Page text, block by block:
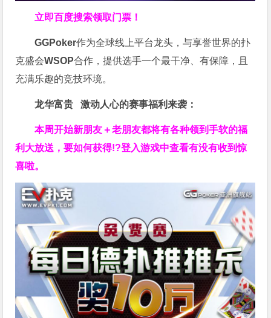
立即百度搜索领取门票！
GGPoker作为全球线上平台龙头，与享誉世界的扑
克盛会WSOP合作，提供选手一个最干净、有保障，且
充满乐趣的竞技环境。
龙华富贵 激动人心的赛事福利来袭：
本周开始新朋友＋老朋友都将有各种领到手软的福
利大放送，要如何获得!?登入游戏中查看有没有收到惊
喜啦。